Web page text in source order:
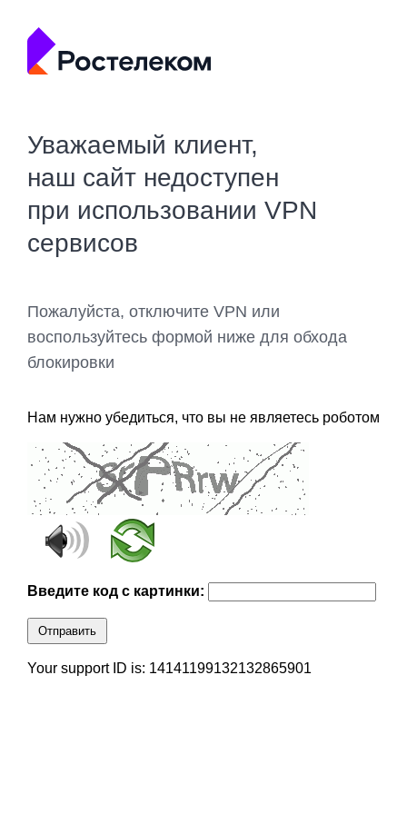
Уважаемый клиент,
наш сайт недоступен
при использовании VPN
сервисов
Пожалуйста, отключите VPN или
воспользуйтесь формой ниже для обхода
блокировки
Нам нужно убедиться, что вы не являетесь роботом
Введите код с картинки:
Отправить
Your support ID is: 14141199132132865901